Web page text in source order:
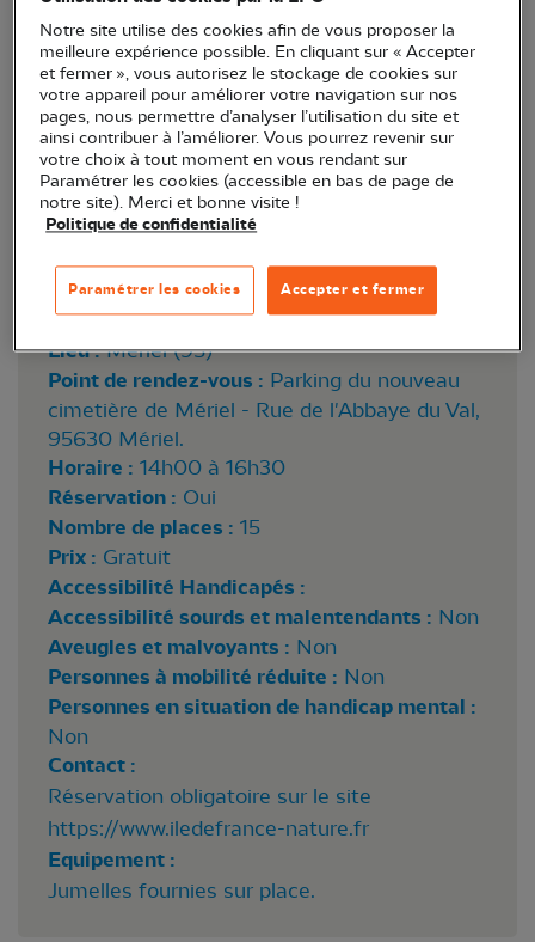
Lieu : Mériel (95)
Point de rendez-vous : Parking du nouveau
cimetière de Mériel - Rue de l'Abbaye du Val,
95630 Mériel.
Horaire : 14h00 à 16h30
Réservation : Oui
Nombre de places : 15
Prix : Gratuit
Accessibilité Handicapés :
Accessibilité sourds et malentendants : Non
Aveugles et malvoyants : Non
Personnes à mobilité réduite : Non
Personnes en situation de handicap mental :
Non
Contact :
Réservation obligatoire sur le site
https://www.iledefrance-nature.fr
Equipement :
Jumelles fournies sur place.
Notre site utilise des cookies afin de vous proposer la
meilleure expérience possible. En cliquant sur « Accepter
et fermer », vous autorisez le stockage de cookies sur
votre appareil pour améliorer votre navigation sur nos
pages, nous permettre d’analyser l’utilisation du site et
ainsi contribuer à l’améliorer. Vous pourrez revenir sur
votre choix à tout moment en vous rendant sur
Paramétrer les cookies (accessible en bas de page de
notre site). Merci et bonne visite !
Politique de confidentialité
Accepter et fermer
Paramétrer les cookies